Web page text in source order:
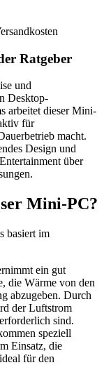
Ratgeber
und
Desktop-
arbeitet dieser Mini-
für
macht.
Design und
über
Mini-PC?
basiert im
ein gut
die Wärme von den
abzugeben. Durch
der Luftstrom
sind.
speziell
Einsatz, die
für den